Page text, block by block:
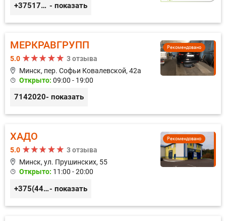
+375173212443 - показать
Рекомендовано
МЕРКРАВГРУПП
5.0
3 отзыва
Минск, пер. Софьи Ковалевской, 42а
Открыто: 09:00 - 19:00
7142020- показать
Рекомендовано
ХАДО
5.0
3 отзыва
Минск, ул. Прушинских, 55
Открыто: 11:00 - 20:00
+375(44) 559-27-77- показать